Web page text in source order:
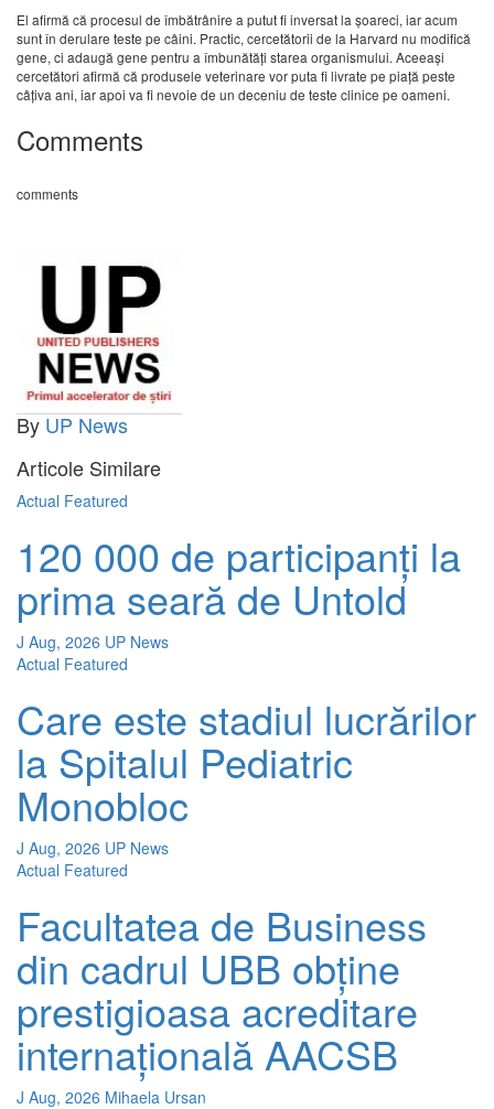
El afirmă că procesul de îmbătrânire a putut fi inversat la șoareci, iar acum
sunt în derulare teste pe câini. Practic, cercetătorii de la Harvard nu modifică
gene, ci adaugă gene pentru a îmbunătăți starea organismului. Aceeași
cercetători afirmă că produsele veterinare vor puta fi livrate pe piață peste
câțiva ani, iar apoi va fi nevoie de un deceniu de teste clinice pe oameni.
Comments
comments
ByUP News
Articole Similare
Actual Featured
120 000 de participanți la
prima seară de Untold
J Aug, 2026 UP News
Actual Featured
Care este stadiul lucrărilor
la Spitalul Pediatric
Monobloc
J Aug, 2026 UP News
Actual Featured
Facultatea de Business
din cadrul UBB obține
prestigioasa acreditare
internațională AACSB
J Aug, 2026 Mihaela Ursan